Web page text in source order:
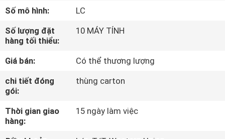
VỀ
CHÚNG
THAM
NHÀ
MÁY
Số mô hình:
LC
Số lượng đặt
hàng tối thiểu:
10 MÁY TÍNH
Giá bán:
Có thể thương lượng
chi tiết đóng
gói:
thùng carton
Thời gian giao
hàng:
15 ngày làm việc